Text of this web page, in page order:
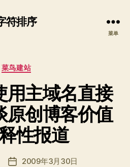
符排序
菜单
分
菜鸟建站
用主域名直接
原创博客价值
性报道
发 2009年3月30日